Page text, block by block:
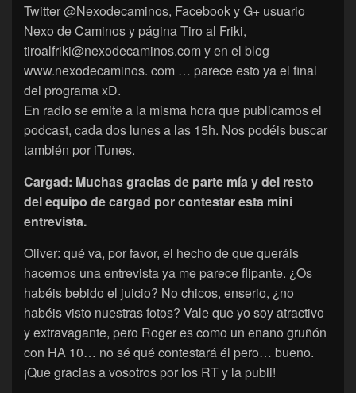
Twitter @Nexodecaminos, Facebook y G+ usuario
Nexo de Caminos y página Tiro al Friki,
tiroalfriki@nexodecaminos.com y en el blog
www.nexodecaminos. com … parece esto ya el final
del programa xD.
En radio se emite a la misma hora que publicamos el
podcast, cada dos lunes a las 15h. Nos podéis buscar
también por iTunes.
Cargad: Muchas gracias de parte mía y del resto
del equipo de cargad por contestar esta mini
entrevista.
Oliver: qué va, por favor, el hecho de que queráis
hacernos una entrevista ya me parece flipante. ¿Os
habéis bebido el juicio? No chicos, enserio, ¿no
habéis visto nuestras fotos? Vale que yo soy atractivo
y extravagante, pero Roger es como un enano gruñón
con HA 10… no sé qué contestará él pero… bueno.
¡Que gracias a vosotros por los RT y la publi!